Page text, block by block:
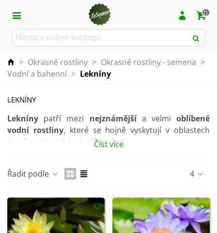
0
> Okrasné rostliny > Okrasné rostliny - semena >
Vodní a bahenní > Lekníny
LEKNÍNY
Lekníny patří mezi nejznámějšía velmioblíbené
vodní rostliny, které se hojně vyskytují v oblastech
tropů, subtropů i mírného pásu.
se jí dobře dařilo, je nutné rostlině zajistit
klidnou
Krásné majestátní květy spolu s listy plavou na
hladinějezírek, rybníků a jiných vodních ploch. Kvete
nejčastějiod května až do října v různých barvách,
Číst více
Řadit podle 4